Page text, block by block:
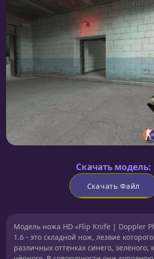
Скачать модель:
Скачать Файл
Модель ножа HD «Flip Knife | Doppler
1.6 - это складной нож, лезвие
различных оттенках синего, зелёного,